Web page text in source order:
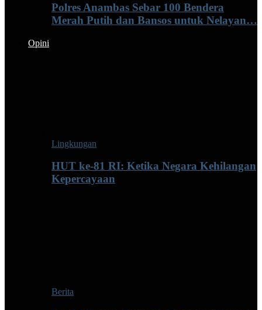
Polres Anambas Sebar 100 Bendera
Merah Putih dan Bansos untuk Nelayan…
Opini
Lingkungan
HUT ke-81 RI: Ketika Negara Kehilangan
Kepercayaan
Berita